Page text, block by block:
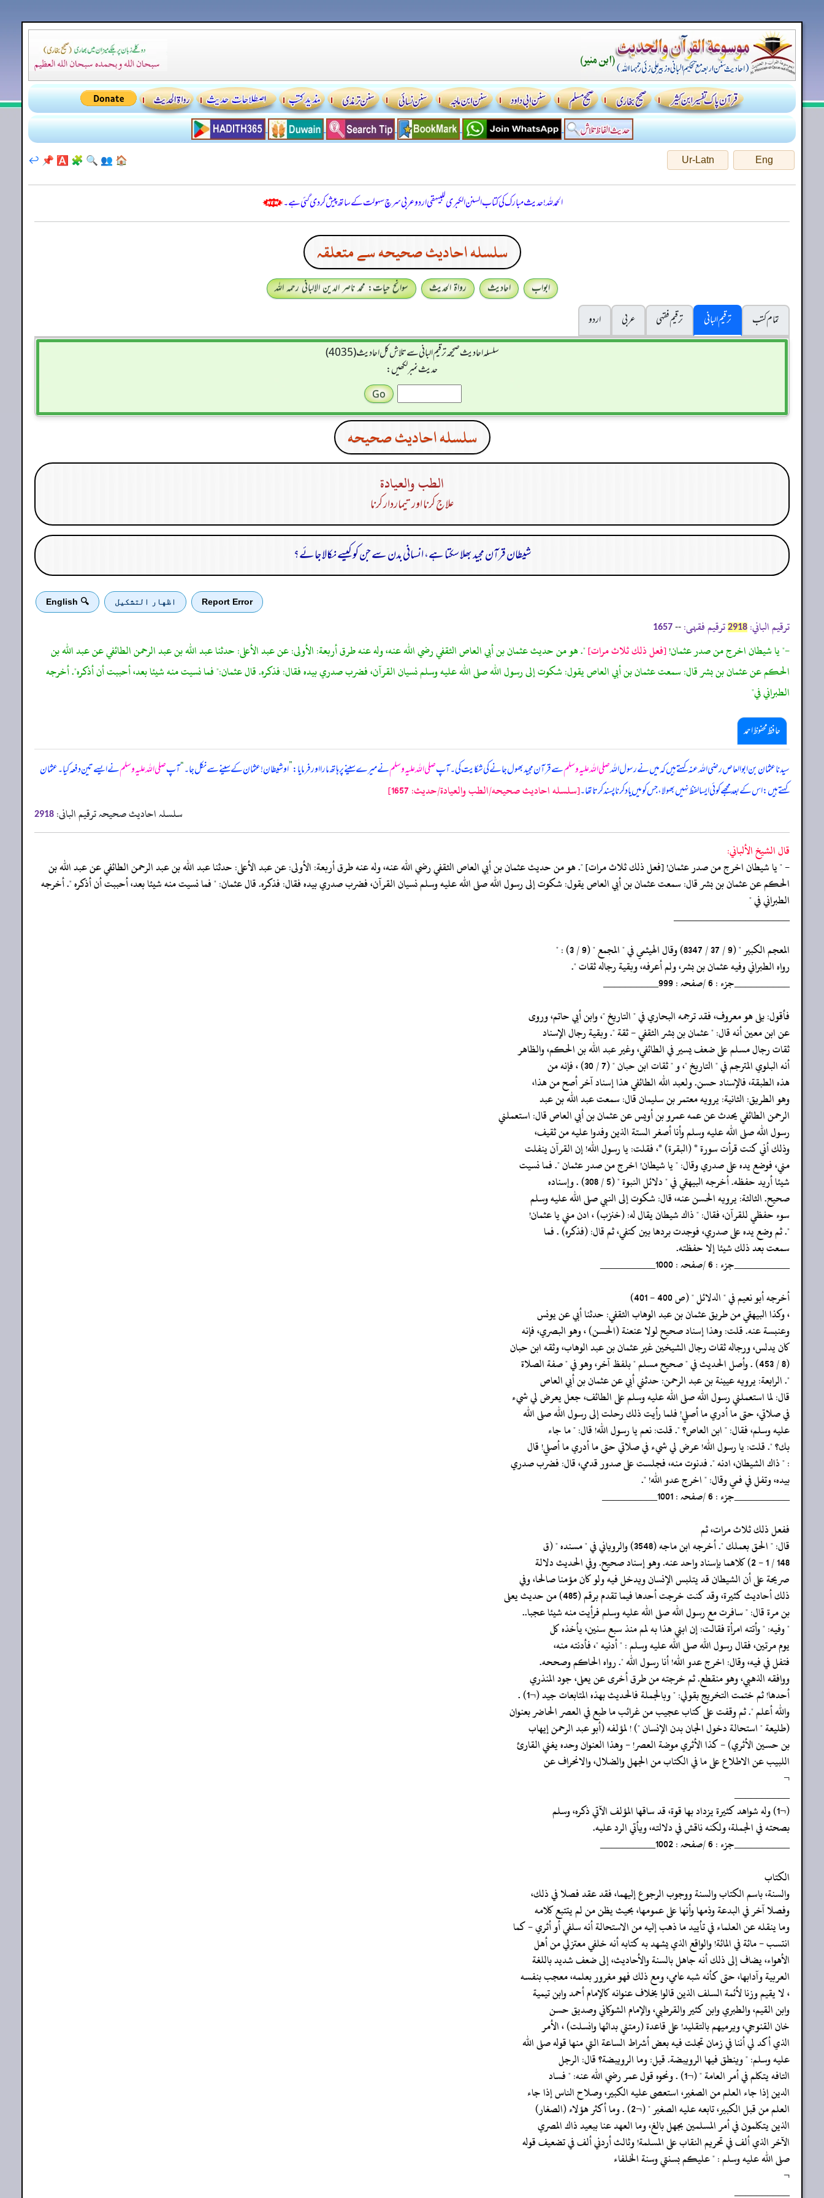
Eng
Ur-Latn
🏠
👥
🔍
🧩
🅰️
📌
↩️
الحمدللہ! حدیث مبارک کی کتاب السنن الكبرى للبيهقي اردو عربی سرچ سہولت کے ساتھ پیش کر دی گئی ہے۔
سلسله احاديث صحيحه سے متعلقہ
ابواب احادیث رواۃ الحدیث
سوانح حیات: محمد ناصر الدین الالبانی رحمہ اللہ
تمام کتب
ترقیم البانی ترقيم فقہی عربی
اردو
سلسله احاديث صحيحه ترقیم البانی سے تلاش کل احادیث (4035)
حدیث نمبر لکھیں:
سلسله احاديث صحيحه
الطب والعيادة
علاج کرنا اور تیماردار کرنا
شیطان قرآن مجید بھلا سکتا ہے، انسانی بدن سے جن کو کیسے نکالا جائے؟
Report Error اظهار التشكيل 🔍 English
ترقیم الباني: 2918 ترقیم فقہی: --
1657
-" يا شيطان اخرج من صدر عثمان![فعل ذلك ثلاث مرات]". هو من حديث عثمان بن أبي العاص الثقفي رضي الله عنه، وله عنه طرق أربعة: الأولى: عن عبد الأعلى: حدثنا عبد الله بن عبد الرحمن الطائفي عن عبد الله بن
الحكم عن عثمان بن بشر قال: سمعت عثمان بن أبي العاص يقول: شكوت إلى رسول الله صلى الله عليه وسلم نسيان القرآن، فضرب صدري بيده فقال: فذكره. قال عثمان:" فما نسيت منه شيئا بعد، أحببت أن أذكره". أخرجه
الطبراني في"
حافظ محفوظ احمد
سیدنا عثمان بن ابو العاص رضی اللہ عنہ کہتے ہیں کہ میں نے رسول اللہصلی اللہ علیہ وسلمسے قرآن مجید بھول جانے کی شکایت کی۔ آپصلی اللہ علیہ وسلمنے میرے سینے پر ہاتھ مارا اور فرمایا:”او شیطان! عثمان کے سینے سے نکل جا۔“آپصلی اللہ علیہ وسلمنے ایسے تین دفعہ کیا۔ عثمان
کہتے ہیں: اس کے بعد مجھے کوئی ایسا لفظ نہیں بھولا، جس کو میں یاد کرنا پسند کرتا تھا۔[سلسله احاديث صحيحه/الطب والعيادة/حدیث: 1657]
سلسلہ احادیث صحیحہ ترقیم البانی: 2918
قال الشيخ الألباني:
- " يا شيطان اخرج من صدر عثمان! [فعل ذلك ثلاث مرات] ". هو من حديث عثمان بن أبي العاص الثقفي رضي الله عنه، وله عنه طرق أربعة: الأولى: عن عبد الأعلى: حدثنا عبد الله بن عبد الرحمن الطائفي عن عبد الله بن
الحكم عن عثمان بن بشر قال: سمعت عثمان بن أبي العاص يقول: شكوت إلى رسول الله صلى الله عليه وسلم نسيان القرآن، فضرب صدري بيده فقال: فذكره. قال عثمان: " فما نسيت منه شيئا بعد، أحببت أن أذكره ". أخرجه
الطبراني في "
‏‏‏‏_____________________
‏‏‏‏المعجم الكبير " (9 / 37 / 8347) وقال الهيثمي في " المجمع " (9 / 3) : "
‏‏‏‏رواه الطبراني وفيه عثمان بن بشر، ولم أعرفه، وبقية رجاله ثقات ".
‏‏‏‏__________جزء : 6 /صفحہ : 999__________
‏‏‏‏فأقول: بلى هو معروف، فقد ترجمه البحاري في " التاريخ "، وابن أبي حاتم، وروى
‏‏‏‏عن ابن معين أنه قال: " عثمان بن بشر الثقفي - ثقة ". وبقية رجال الإسناد
‏‏‏‏ثقات رجال مسلم على ضعف يسير في الطائفي، وغير عبد الله بن الحكم، والظاهر
‏‏‏‏أنه البلوي المترجم في " التاريخ "، و " ثقات ابن حبان " (7 / 30) ، فإنه من
‏‏‏‏هذه الطبقة، فالإسناد حسن. ولعبد الله الطائفي هذا إسناد آخر أصح من هذا،
‏‏‏‏وهو الطريق: الثانية: يرويه معتمر بن سليمان قال: سمعت عبد الله بن عبد
‏‏‏‏الرحمن الطائفي يحدث عن عمه عمرو بن أويس عن عثمان بن أبي العاص قال: استعملني
‏‏‏‏رسول الله صلى الله عليه وسلم وأنا أصغر الستة الذين وفدوا عليه من ثقيف،
‏‏‏‏وذلك أني كنت قرأت سورة * (البقرة) *، فقلت: يا رسول الله! إن القرآن ينفلت
‏‏‏‏مني، فوضع يده على صدري وقال: " يا شيطان! اخرج من صدر عثمان ". فما نسيت
‏‏‏‏شيئا أريد حفظه. أخرجه البيهقي في " دلائل النبوة " (5 / 308) . وإسناده
‏‏‏‏صحيح. الثالثة: يرويه الحسن عنه، قال: شكوت إلى النبي صلى الله عليه وسلم
‏‏‏‏سوء حفظي للقرآن، فقال: " ذاك شيطان يقال له: (خنزب) ، ادن مني يا عثمان!
‏‏‏‏". ثم وضع يده على صدري، فوجدت بردها بين كتفي، ثم قال: (فذكره) . فما
‏‏‏‏سمعت بعد ذلك شيئا إلا حفظته.
‏‏‏‏__________جزء : 6 /صفحہ : 1000__________
‏‏‏‏أخرجه أبو نعيم في " الدلائل " (ص 400 - 401)
‏‏‏‏، وكذا البيهقي من طريق عثمان بن عبد الوهاب الثقفي: حدثنا أبي عن يونس
‏‏‏‏وعنبسة عنه. قلت: وهذا إسناد صحيح لولا عنعنة (الحسن) ، وهو البصري، فإنه
‏‏‏‏كان يدلس، ورجاله ثقات رجال الشيخين غير عثمان بن عبد الوهاب، وثقه ابن حبان
‏‏‏‏(8 / 453) . وأصل الحديث في " صحيح مسلم " بلفظ آخر، وهو في " صفة الصلاة
‏‏‏‏". الرابعة: يرويه عيينة بن عبد الرحمن: حدثني أبي عن عثمان بن أبي العاص
‏‏‏‏قال: لما استعملني رسول الله صلى الله عليه وسلم على الطائف، جعل يعرض لي شيء
‏‏‏‏في صلاتي، حتى ما أدري ما أصلي! فلما رأيت ذلك رحلت إلى رسول الله صلى الله
‏‏‏‏عليه وسلم، فقال: " ابن العاص؟ ". قلت: نعم يا رسول الله! قال: " ما جاء
‏‏‏‏بك؟ ". قلت: يا رسول الله! عرض لي شيء في صلاتي حتى ما أدري ما أصلي! قال
‏‏‏‏: " ذاك الشيطان، ادنه ". فدنوت منه، فجلست على صدور قدمي، قال: فضرب صدري
‏‏‏‏بيده، وتفل في فمي وقال: " اخرج عدو الله! ".
‏‏‏‏__________جزء : 6 /صفحہ : 1001__________
‏‏‏‏ففعل ذلك ثلاث مرات، ثم
‏‏‏‏قال: " الحق بعملك ". أخرجه ابن ماجه (3548) والروياني في " مسنده " (ق
‏‏‏‏صريحة على أن الشيطان قد يتلبس الإنسان ويدخل فيه ولو كان مؤمنا صالحا، وفي
‏‏‏‏ذلك أحاديث كثيرة، وقد كنت خرجت أحدها فيما تقدم برقم (485) من حديث يعلى
‏‏‏‏بن مرة قال: " سافرت مع رسول الله صلى الله عليه وسلم فرأيت منه شيئا عجبا..
‏‏‏‏" وفيه: " وأتته امرأة فقالت: إن ابني هذا به لمم منذ سبع سنين، يأخذه كل
‏‏‏‏يوم مرتين، فقال رسول الله صلى الله عليه وسلم : " أدنيه "، فأدنته منه،
‏‏‏‏فتفل في فيه، وقال: اخرج عدو الله! أنا رسول الله ". رواه الحاكم وصححه.
‏‏‏‏ووافقه الذهبي، وهو منقطع. ثم خرجته من طرق أخرى عن يعلى، جود المنذري
‏‏‏‏أحدها! ثم ختمت التخريج بقولي: " وبالجملة فالحديث بهذه المتابعات جيد (¬1) .
‏‏‏‏والله أعلم ". ثم وقفت على كتاب عجيب من غرائب ما طبع في العصر الحاضر بعنوان
‏‏‏‏(طليعة " استحالة دخول الجان بدن الإنسان ") ! لمؤلفه (أبو عبد الرحمن إيهاب
‏‏‏‏بن حسين الأثري) - كذا الأثري موضة العصر! - وهذا العنوان وحده يغني القارئ
‏‏‏‏اللبيب عن الاطلاع على ما في الكتاب من الجهل والضلال، والانحراف عن
‏‏‏‏¬
‏‏‏‏__________
‏‏‏‏(¬1) وله شواهد كثيرة يزداد بها قوة، قد ساقها المؤلف الآتي ذكره، وسلم
‏‏‏‏بصحته في الجملة، ولكنه ناقش في دلالته، ويأتي الرد عليه.
‏‏‏‏__________جزء : 6 /صفحہ : 1002__________
‏‏‏‏الكتاب
‏‏‏‏والسنة، باسم الكتاب والسنة ووجوب الرجوع إليهما، فقد عقد فصلا في ذلك،
‏‏‏‏وفصلا آخر في البدعة وذمها وأنها على عمومها، بحيث يظن من لم يتتبع كلامه
‏‏‏‏وما ينقله عن العلماء في تأييد ما ذهب إليه من الاستحالة أنه سلفي أو أثري - كما
‏‏‏‏انتسب - مائة في المائة! والواقع الذي يشهد به كتابه أنه خلفي معتزلي من أهل
‏‏‏‏الأهواء، يضاف إلى ذلك أنه جاهل بالسنة والأحاديث، إلى ضعف شديد باللغة
‏‏‏‏العربية وآدابها، حتى كأنه شبه عامي، ومع ذلك فهو مغرور بعلمه، معجب بنفسه
‏‏‏‏، لا يقيم وزنا لأئمة السلف الذين قالوا بخلاف عنوانه كالإمام أحمد وابن تيمية
‏‏‏‏وابن القيم، والطبري وابن كثير والقرطبي، والإمام الشوكاني وصديق حسن
‏‏‏‏خان القنوجي، ويرميهم بالتقليد! على قاعدة (رمتني بدائها وانسلت) ، الأمر
‏‏‏‏الذي أكد لي أننا في زمان تجلت فيه بعض أشراط الساعة التي منها قوله صلى الله
‏‏‏‏عليه وسلم: " وينطق فيها الرويبضة. قيل: وما الرويبضة؟ قال: الرجل
‏‏‏‏التافه يتكلم في أمر العامة " (¬1) . ونحوه قول عمر رضي الله عنه: " فساد
‏‏‏‏الدين إذا جاء العلم من الصغير، استعصى عليه الكبير، وصلاح الناس إذا جاء
‏‏‏‏العلم من قبل الكبير، تابعه عليه الصغير " (¬2) . وما أكثر هؤلاء (الصغار)
‏‏‏‏الذين يتكلمون في أمر المسلمين بجهل بالغ، وما العهد عنا ببعيد ذاك المصري
‏‏‏‏الآخر الذي ألف في تحريم النقاب على المسلمة! وثالث أردني ألف في تضعيف قوله
‏‏‏‏صلى الله عليه وسلم : " عليكم بسنتي وسنة الخلفاء
‏‏‏‏¬
‏‏‏‏__________